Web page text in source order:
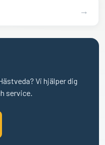
→
Vi hjälper dig
service.